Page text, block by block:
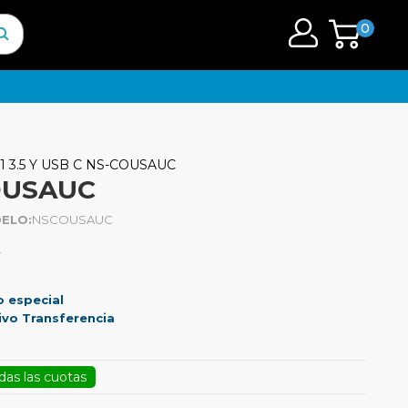
0
Y USB C NS-COUSAUC
NSCOUSAUC
especial
Transferencia
las cuotas